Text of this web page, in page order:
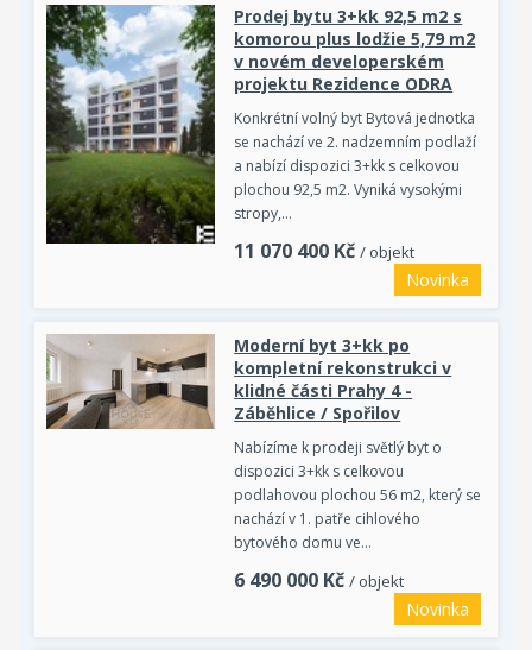
Prodej bytu 3+kk 92,5 m2 s
komorou plus lodžie 5,79 m2
v novém developerském
projektu Rezidence ODRA
Konkrétní volný byt Bytová jednotka
se nachází ve 2. nadzemním podlaží
a nabízí dispozici 3+kk s celkovou
plochou 92,5 m2. Vyniká vysokými
stropy,…
11 070 400 Kč / objekt
Novinka
Moderní byt 3+kk po
kompletní rekonstrukci v
klidné části Prahy 4 -
Záběhlice / Spořilov
Nabízíme k prodeji světlý byt o
dispozici 3+kk s celkovou
podlahovou plochou 56 m2, který se
nachází v 1. patře cihlového
bytového domu ve…
6 490 000 Kč / objekt
Novinka